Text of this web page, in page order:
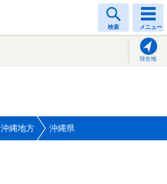
検索 メニュー
現在地
沖縄地方 沖縄県